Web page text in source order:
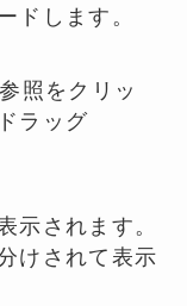
ドします。
照をクリッ
ラッグ
示されます。
けされて表示